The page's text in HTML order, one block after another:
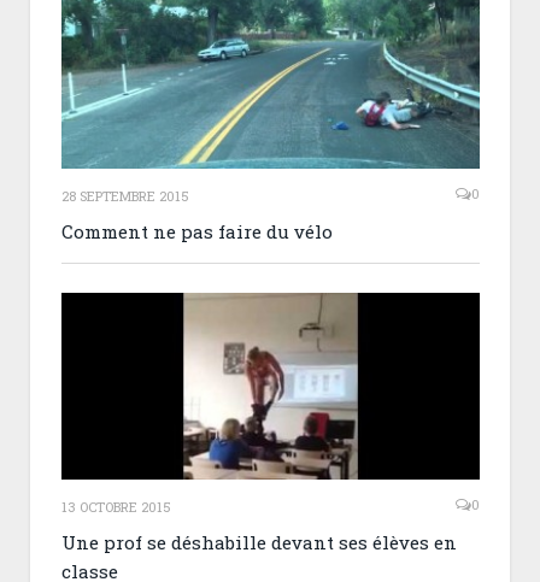
28 SEPTEMBRE 2015 0
Comment ne pas faire du vélo
13 OCTOBRE 2015 0
Une prof se déshabille devant ses élèves en
classe